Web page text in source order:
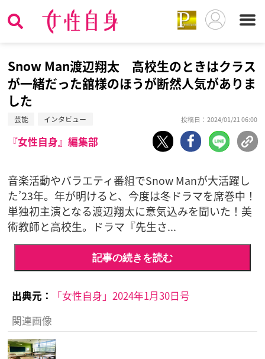
Snow Man渡辺翔太 高校生のときはクラス
が一緒だった舘様のほうが断然人気がありま
した
芸能 インタビュー 投稿日：2024/01/21 06:00
『女性自身』編集部
音楽活動やバラエティ番組でSnow Manが大活躍し
た’23年。年が明けると、今度は冬ドラマを席巻中！
単独初主演となる渡辺翔太に意気込みを聞いた！美
術教師と高校生。ドラマ『先生さ...
記事の続きを読む
出典元：
「女性自身」2024年1月30日号
関連画像